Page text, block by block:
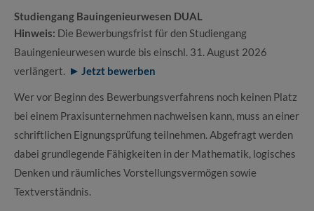
Studiengang Bauingenieurwesen DUAL
Hinweis: Die Bewerbungsfrist für den Studiengang
Bauingenieurwesen wurde bis einschl. 31. August 2026
verlängert.
Jetzt bewerben
Wer vor Beginn des Bewerbungsverfahrens noch keinen Platz
bei einem Praxisunternehmen nachweisen kann, muss an einer
schriftlichen Eignungsprüfung teilnehmen. Abgefragt werden
dabei grundlegende Fähigkeiten in der Mathematik, logisches
Denken und räumliches Vorstellungsvermögen sowie
Textverständnis.